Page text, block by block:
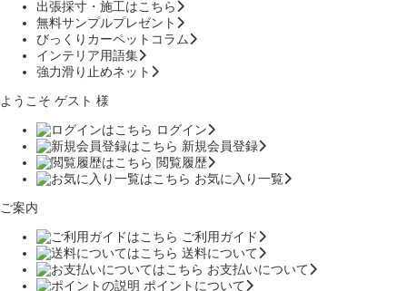
出張採寸・施工はこちら
無料サンプルプレゼント
びっくりカーペットコラム
インテリア用語集
強力滑り止めネット
ようこそ ゲスト 様
ログイン
新規会員登録
閲覧履歴
お気に入り一覧
ご案内
ご利用ガイド
送料について
お支払いについて
ポイントについて